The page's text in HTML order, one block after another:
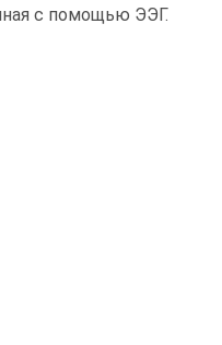
с помощью ЭЭГ.